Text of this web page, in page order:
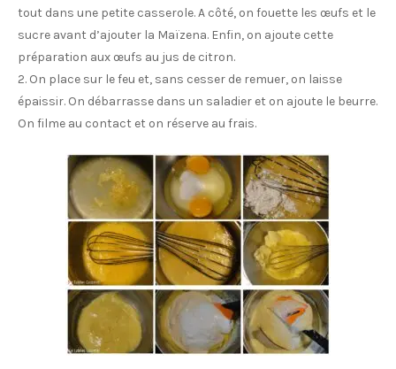
tout dans une petite casserole. A côté, on fouette les œufs et le
sucre avant d’ajouter la Maïzena. Enfin, on ajoute cette
préparation aux œufs au jus de citron.
2. On place sur le feu et, sans cesser de remuer, on laisse
épaissir. On débarrasse dans un saladier et on ajoute le beurre.
On filme au contact et on réserve au frais.